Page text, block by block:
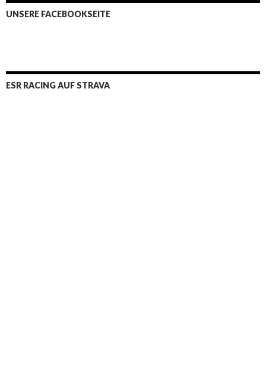
UNSERE FACEBOOKSEITE
ESR RACING AUF STRAVA